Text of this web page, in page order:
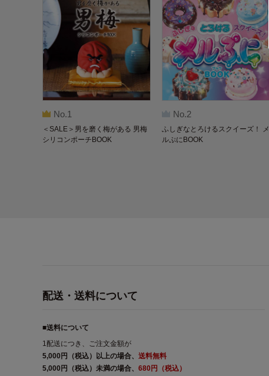
No.1
＜SALE＞男を磨く梅がある 男梅
シリコンポーチBOOK
No.2
ふしぎなとろけるスクイーズ！ メ
ルぷにBOOK
配送・送料について
■送料について
1配送につき、ご注文金額が
5,000円（税込）以上の場合、 送料無料
5,000円（税込）未満の場合、 680円（税込）